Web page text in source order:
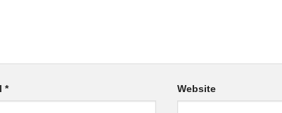
* Website